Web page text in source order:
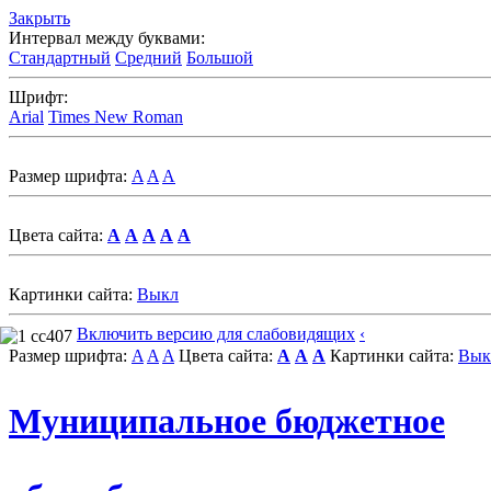
Закрыть
Интервал между буквами:
Стандартный Средний Большой
Шрифт:
Arial Times New Roman
Размер шрифта: A A A
Цвета сайта: A A A A A
Картинки сайта: Выкл
Включить версию для слабовидящих ‹
Размер шрифта: A A A Цвета сайта: A A A Картинки сайта:
Муниципальное бюджетное